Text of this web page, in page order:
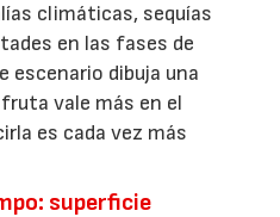
climáticas, sequías
en las fases de
escenario dibuja una
vale más en el
es cada vez más
superficie